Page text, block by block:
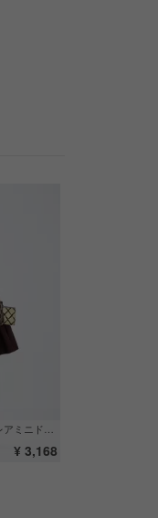
¥ 3,168